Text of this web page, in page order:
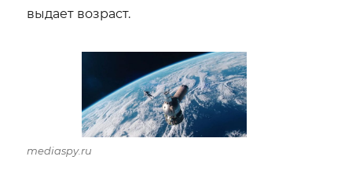
выдает возраст.
mediaspy.ru